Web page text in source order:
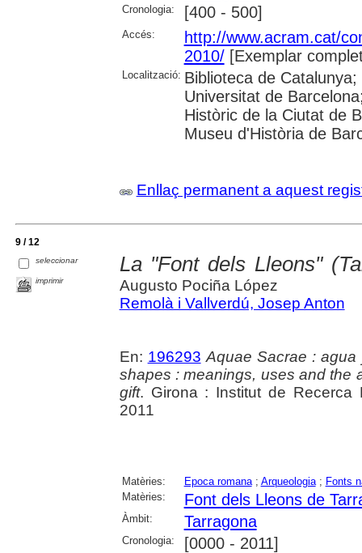
Cronologia: [400 - 500]
Accés:
http://www.acram.cat/
2010/[Exemplar
Localització: Biblioteca de
Universitat de
Històric de la Ciutat de
Museu d'Història de
Enllaç permanent a aquest
9 / 12
seleccionar
imprimir
La "Font dels Lleons"
Augusto Pociña López
Remolà i Vallverdú, Josep Anton
En: 196293 Aquae Sacrae :
shapes : meanings, uses and the
gift. Girona : Institut de Recerca
2011
Matèries: Epoca romana; Arqueologia; Fonts
Matèries:
Font dels Lleons de
Àmbit: Tarragona
Cronologia: [0000 - 2011]